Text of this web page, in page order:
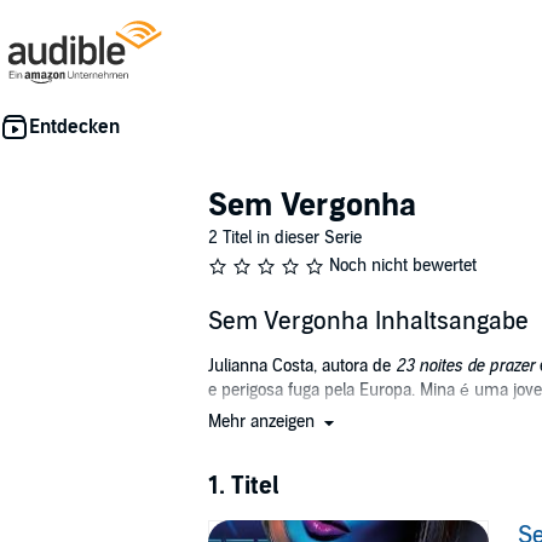
Sem Vergonha
2 Titel in dieser Serie
Noch nicht bewertet
Sem Vergonha Inhaltsangabe
Julianna Costa, autora de 23 noites de prazer
e perigosa fuga pela Europa. Mina é uma
No entanto, nem todos os setores de sua
Após alguns incidentes bem inusitados
testemunhas de um crime cometido pela
Mehr anzeigen
1. Titel